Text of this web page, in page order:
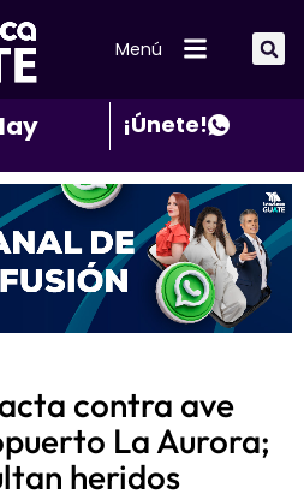
Menú
¡Únete!
contra ave
La Aurora;
heridos